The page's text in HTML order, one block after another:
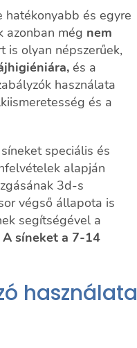
hatékonyabb és egyre
azonban még nem
is olyan népszerűek,
és a
használata
és a
speciális és
alapján
3d-s
végső állapota is
segítségével a
A síneket a 7-14
használata